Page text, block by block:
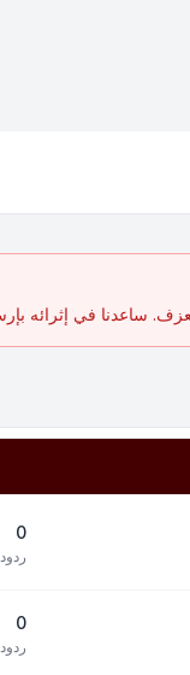
ساعدنا في إثرائه
0
ردود
0
ردود